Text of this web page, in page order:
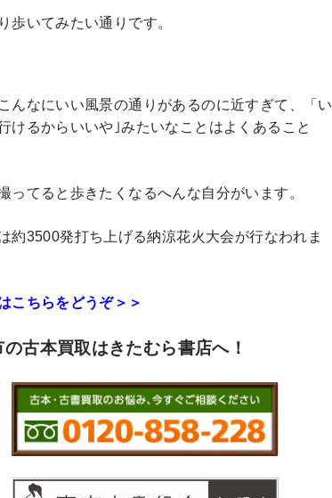
歩いてみたい通りです。
んなにいい風景の通りがあるのに近すぎて、「い
けるからいいや｣みたいなことはよくあること
ってると歩きたくなるへんな自分がいます。
約3500発打ち上げる納涼花火大会が行なわれま
こちらをどうぞ＞＞
古本買取はきたむら書店へ！